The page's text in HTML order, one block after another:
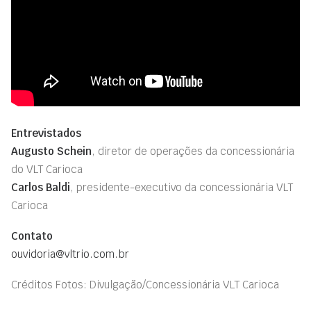
Entrevistados
Augusto Schein, diretor de operações da concessionária
do VLT Carioca
Carlos Baldi, presidente-executivo da concessionária VLT
Carioca
Contato
ouvidoria@vltrio.com.br
Créditos Fotos: Divulgação/Concessionária VLT Carioca